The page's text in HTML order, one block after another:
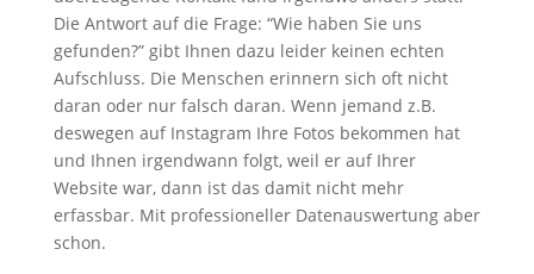
Die Antwort auf die Frage: “Wie haben Sie uns
gefunden?” gibt Ihnen dazu leider keinen echten
Aufschluss. Die Menschen erinnern sich oft nicht
daran oder nur falsch daran. Wenn jemand z.B.
deswegen auf Instagram Ihre Fotos bekommen hat
und Ihnen irgendwann folgt, weil er auf Ihrer
Website war, dann ist das damit nicht mehr
erfassbar. Mit professioneller Datenauswertung aber
schon.